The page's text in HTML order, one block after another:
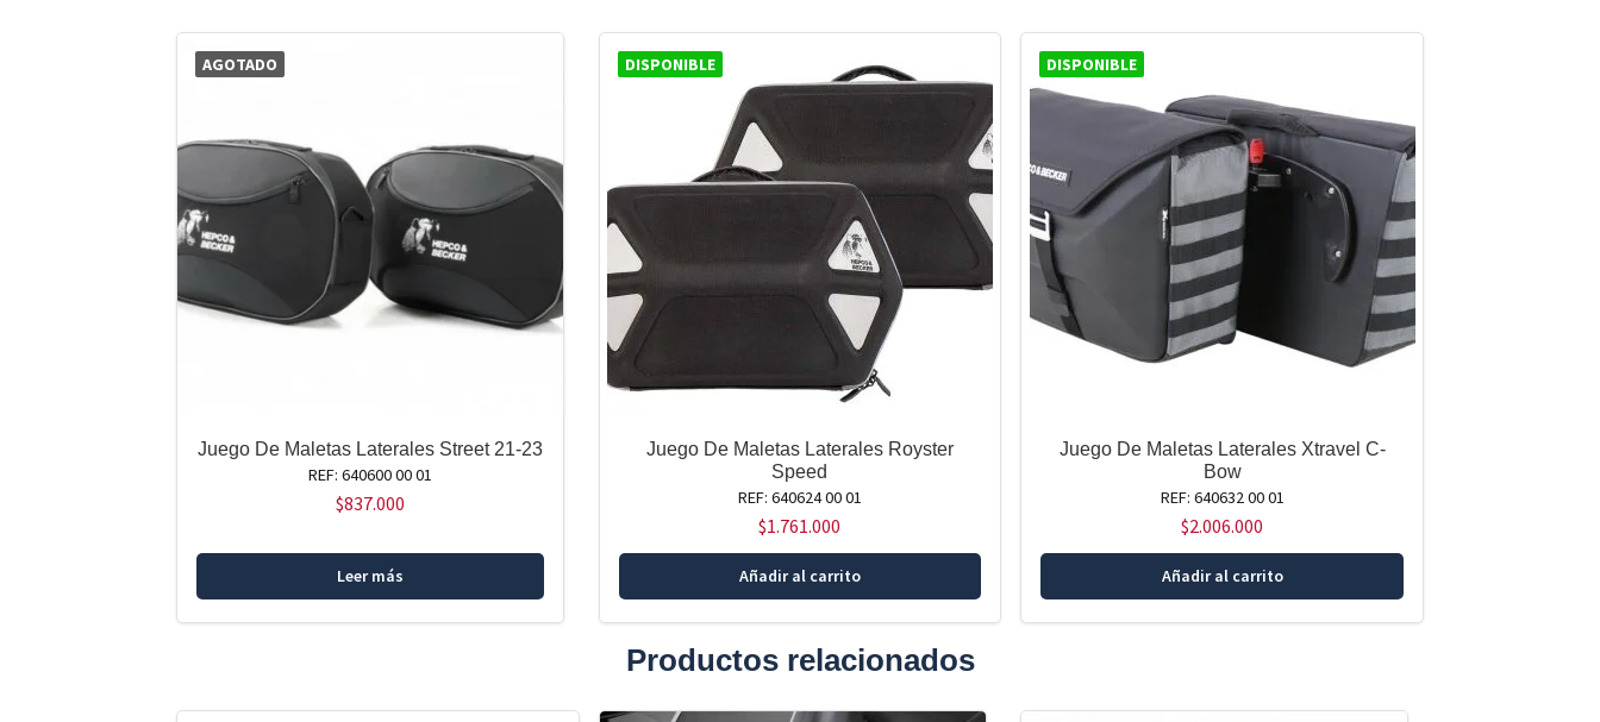
AGOTADO
Juego De Maletas Laterales Street 21-23
REF: 640600 00 01
$837.000
Leer más
DISPONIBLE
Juego De Maletas Laterales Royster
Speed
REF: 640624 00 01
$1.761.000
Añadir al carrito
DISPONIBLE
Juego De Maletas Laterales Xtravel C-
Bow
REF: 640632 00 01
$2.006.000
Añadir al carrito
Productos relacionados